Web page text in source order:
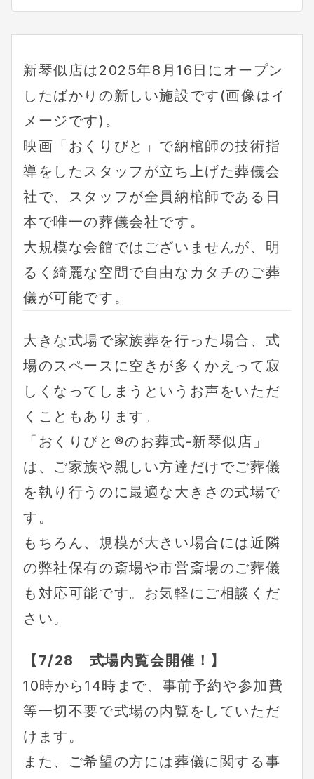
新琴似店は2025年8月16日にオープン
したばかりの新しい施設です(画像はイ
メージです)。
映画「おくりびと」で納棺師の技術指
導をしたスタッフが立ち上げた葬儀会
社で、スタッフが全員納棺師である日
本で唯一の葬儀会社です。
大規模な会館ではございませんが、明
るく綺麗な空間で自由なカタチのご葬
儀が可能です。
大きな式場で家族葬を行った場合、式
場のスペースに空きが多くかえって寂
しくなってしまうというお声をいただ
くこともあります。
「おくりびと®︎のお葬式-新琴似店」
は、ご家族や親しい方達だけでご葬儀
を執り行うのに最適な大きさの式場で
す。
もちろん、規模が大きい場合には近隣
の弊社保有の斎場や市営斎場のご葬儀
も対応可能です。お気軽にご相談くだ
さい。
【7/28　式場内覧会開催！】
10時から14時まで、事前予約や参加費
等一切不要で式場の内覧をしていただ
けます。
また、ご希望の方には葬儀に関する事